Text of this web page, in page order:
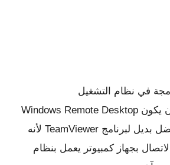
في نظام التشغيل
Windows. يمكن أن يكون Windows Remote Desktop
Connection هو أفضل بديل لبرنامج TeamViewer لأنه
بجهاز كمبيوتر يعمل بنظام